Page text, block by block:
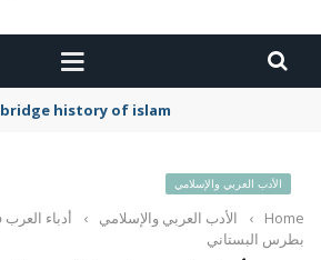
history of islam
الأدب العربي والإسلامي
Home
› الأدب العربي والإسلامي ›
أدباء
بطرس البستاني